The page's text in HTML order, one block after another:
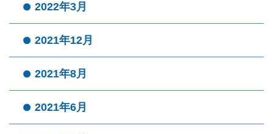
2022年3月
2021年12月
2021年8月
2021年6月